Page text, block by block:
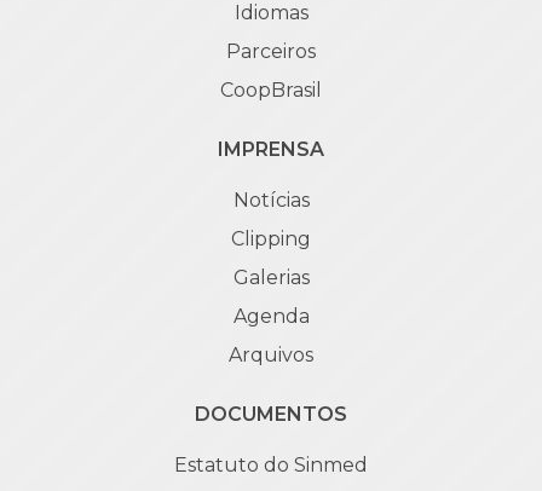
Idiomas
Parceiros
CoopBrasil
IMPRENSA
Notícias
Clipping
Galerias
Agenda
Arquivos
DOCUMENTOS
Estatuto do Sinmed